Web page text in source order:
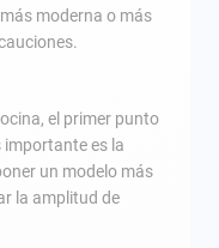
moderna o más
el primer punto
importante es la
un modelo más
la amplitud de